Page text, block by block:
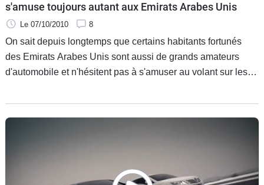
s'amuse toujours autant aux Emirats Arabes Unis
Le 07/10/2010 8
On sait depuis longtemps que certains habitants fortunés
des Emirats Arabes Unis sont aussi de grands amateurs
d'automobile et n'hésitent pas à s'amuser au volant sur les
pagaille dans la circulation. Une pagaille que les autorités
semblent ne plus tolérer du tout, la preuve avec une récente